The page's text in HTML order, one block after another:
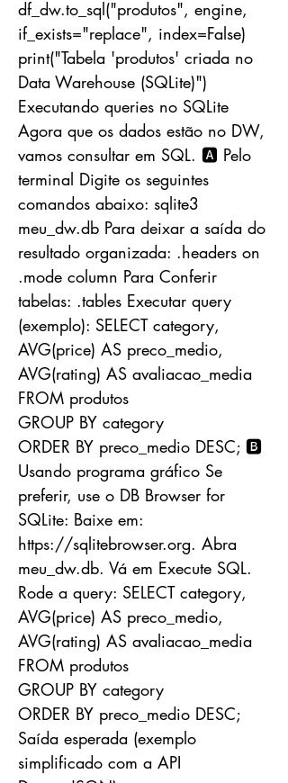
df_dw.to_sql("produtos", engine,
if_exists="replace", index=False)
print("Tabela 'produtos' criada no
Data Warehouse (SQLite)")
Executando queries no SQLite
Agora que os dados estão no DW,
vamos consultar em SQL. 🅰️ Pelo
terminal Digite os seguintes
comandos abaixo: sqlite3
meu_dw.db Para deixar a saída do
resultado organizada: .headers on
.mode column Para Conferir
tabelas: .tables Executar query
(exemplo): SELECT category,
AVG(price) AS preco_medio,
AVG(rating) AS avaliacao_media
FROM produtos
GROUP BY category
ORDER BY preco_medio DESC; 🅱️
Usando programa gráfico Se
preferir, use o DB Browser for
SQLite: Baixe em:
https://sqlitebrowser.org. Abra
meu_dw.db. Vá em Execute SQL.
Rode a query: SELECT category,
AVG(price) AS preco_medio,
AVG(rating) AS avaliacao_media
FROM produtos
GROUP BY category
ORDER BY preco_medio DESC;
Saída esperada (exemplo
simplificado com a API